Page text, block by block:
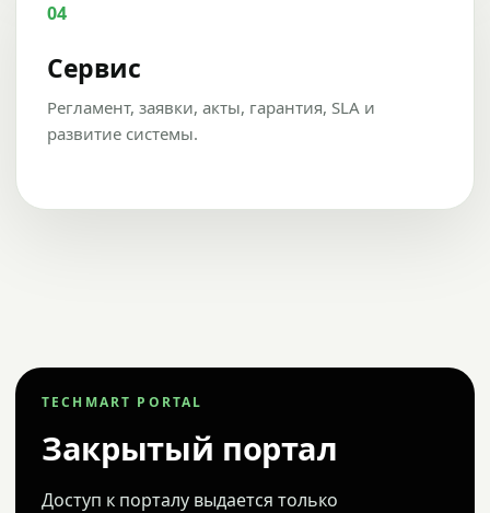
04
Сервис
Регламент, заявки, акты, гарантия, SLA и
развитие системы.
TECHMART PORTAL
Закрытый портал
Доступ к порталу выдается только